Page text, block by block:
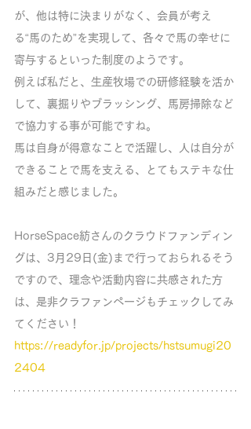
が、他は特に決まりがなく、会員が考え
る“馬のため”を実現して、各々で馬の幸せに
寄与するといった制度のようです。
例えば私だと、生産牧場での研修経験を活か
して、裏掘りやブラッシング、馬房掃除など
で協力する事が可能ですね。
馬は自身が得意なことで活躍し、人は自分が
できることで馬を支える、とてもステキな仕
組みだと感じました。
HorseSpace紡さんのクラウドファンディン
グは、3月29日(金)まで行っておられるそう
ですので、理念や活動内容に共感された方
は、是非クラファンページもチェックしてみ
てください！
https://readyfor.jp/projects/hstsumugi20
2404